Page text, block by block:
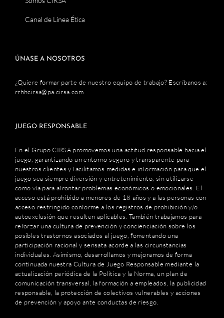
Canal de Línea Ética
ÚNASE A NOSOTROS
¿Quiere formar parte de nuestro equipo de trabajo? Escríbanos a:
rrhhcirsa@pa.cirsa.com
JUEGO RESPONSABLE
En el Grupo CIRSA promovemos una actitud responsable hacia el
juego, garantizando un entorno seguro y transparente para
nuestros clientes y facilitamos medidas e información para que el
juego sea siempre diversión y entretenimiento, sin utilizarse
como vía para afrontar problemas económicos o emocionales. El
acceso está prohibido a menores de 18 años y a las personas con
acceso restringido conforme a los registros de prohibición y/o
autoexclusión que resulten aplicables. También trabajamos para
reforzar una cultura de prevención y concienciación sobre los
posibles trastornos asociados al juego, fomentando una
participación racional y sensata acorde a las circunstancias
individuales. Asimismo, desarrollamos y mejoramos de forma
continuada nuestra Cultura de Juego Responsable mediante la
actualización periódica de la Política y la Norma, un plan de
comunicación transversal, la formación a empleados, la publicidad
responsable, la protección de colectivos vulnerables y acciones
de prevención y apoyo ante conductas de riesgo.